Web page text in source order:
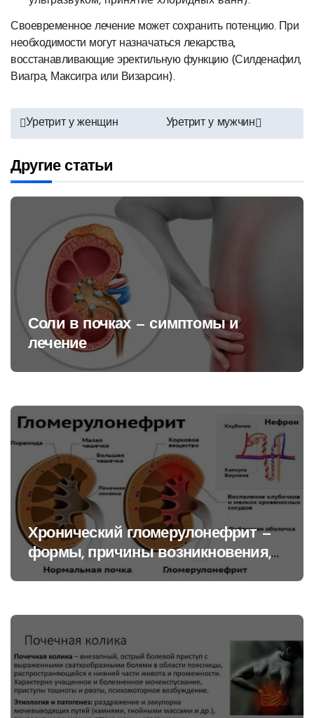
Своевременное лечение может сохранить потенцию. При
необходимости могут назначаться лекарства,
восстанавливающие эректильную функцию (Силденафил,
Виагра, Максигра или Визарсин).
Навигация
по
записям
Уретрит у женщин Уретрит у мужчин
Другие статьи
Соли в почках — симптомы и
лечение
Хронический гломерулонефрит —
формы, причины возникновения,
код по МКБ 10